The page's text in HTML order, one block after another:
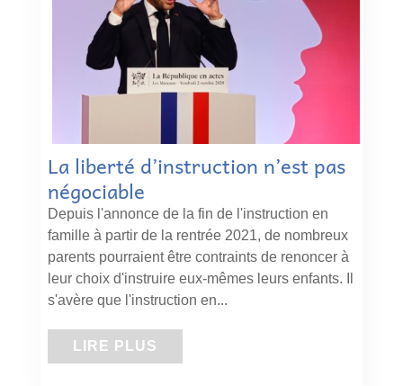
La liberté d’instruction n’est pas
négociable
Depuis l'annonce de la fin de l'instruction en
famille à partir de la rentrée 2021, de nombreux
parents pourraient être contraints de renoncer à
leur choix d'instruire eux-mêmes leurs enfants. Il
s'avère que l'instruction en...
LIRE PLUS